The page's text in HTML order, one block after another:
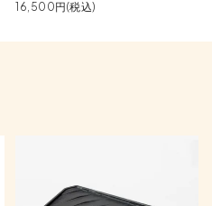
16,500円(税込)